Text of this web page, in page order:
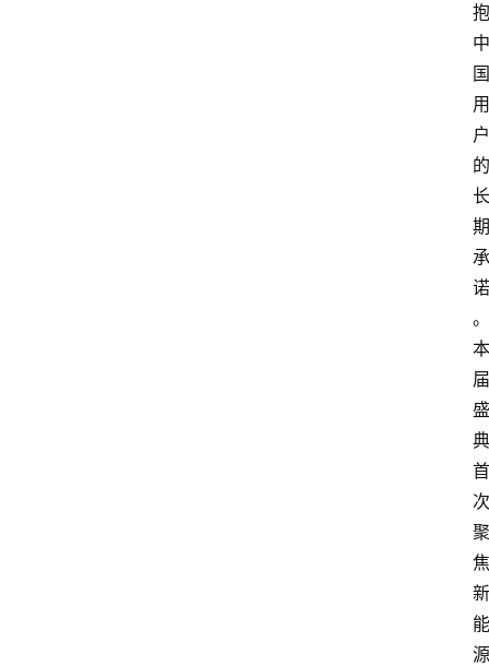
抱
中
国
用
户
的
长
期
承
诺
。
本
届
盛
典
首
次
聚
焦
新
能
源